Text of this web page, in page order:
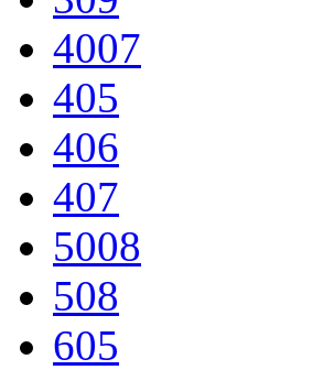
4007
405
406
407
5008
508
605